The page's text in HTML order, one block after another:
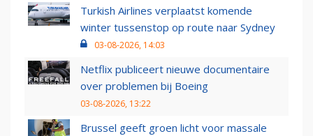
Turkish Airlines verplaatst komende
winter tussenstop op route naar Sydney
03-08-2026, 14:03
Netflix publiceert nieuwe documentaire
over problemen bij Boeing
03-08-2026, 13:22
Brussel geeft groen licht voor massale